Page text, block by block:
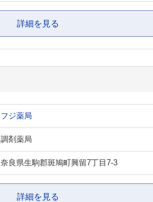
詳細を見る
フジ薬局
調剤薬局
奈良県生駒郡斑鳩町興留7丁目7-3
詳細を見る